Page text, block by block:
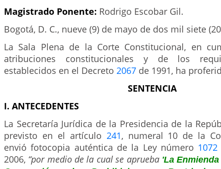
Magistrado Ponente: Rodrigo Escobar Gil.
Bogotá, D. C., nueve (9) de mayo de dos mil siete
La Sala Plena de la Corte Constitucional, en
atribuciones constitucionales y de los
establecidos en el Decreto 2067 de 1991, ha
SENTENCIA
I. ANTECEDENTES
La Secretaría Jurídica de la Presidencia de la
previsto en el artículo 241, numeral 10 de la
envió fotocopia auténtica de la Ley número 1072
2006, “por medio de la cual se aprueba 'La